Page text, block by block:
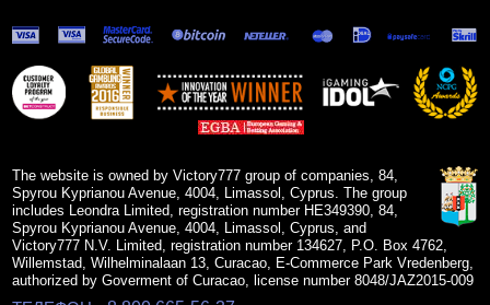
10948 ₽
DenisVS***
Egyptian Heroes
The website is owned by Victory777 group of companies, 84,
Spyrou Kyprianou Avenue, 4004, Limassol, Cyprus. The group
includes Leondra Limited, registration number HE349390, 84,
Spyrou Kyprianou Avenue, 4004, Limassol, Cyprus, and
Victory777 N.V. Limited, registration number 134627, P.O. Box 4762,
Willemstad, Wilhelminalaan 13, Curacao, E-Commerce Park Vredenberg,
authorized by Goverment of Curacao, license number 8048/JAZ2015-009